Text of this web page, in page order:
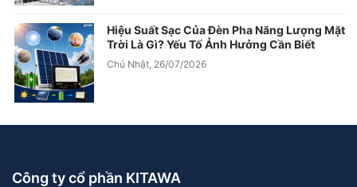
Hiệu Suất Sạc Của Đèn Pha Năng Lượng Mặt
Trời Là Gì? Yếu Tố Ảnh Hưởng Cần Biết
Chủ Nhật, 26/07/2026
Công ty cổ phần KITAWA